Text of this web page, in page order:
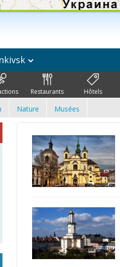
Restaurants Hôtels
Nature Musées